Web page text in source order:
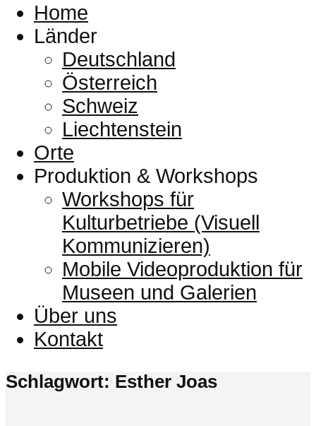
Home
Länder
Deutschland
Österreich
Schweiz
Liechtenstein
Orte
Produktion & Workshops
Workshops für
Kulturbetriebe (Visuell
Kommunizieren)
Mobile Videoproduktion für
Museen und Galerien
Über uns
Kontakt
Schlagwort: Esther Joas